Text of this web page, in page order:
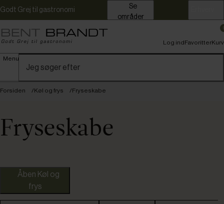
Godt Grej til gastronomi
områder
Menu
Log indFavoritterKurv
Forsiden Køl og frys Fryseskabe
Fryseskabe
frys